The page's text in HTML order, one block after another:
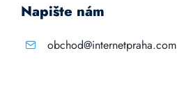
Napište nám
obchod@internetpraha.com